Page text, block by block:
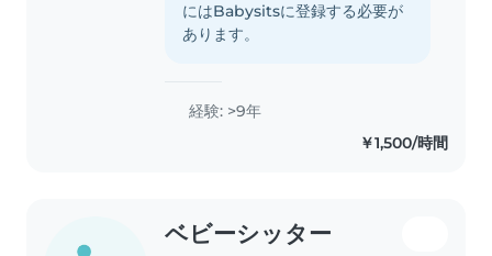
にはBabysitsに登録する必要が
あります。
経験: >9年
￥1,500/時間
ベビーシッター